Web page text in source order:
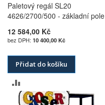
Paletový regál SL20
4626/2700/500 - základní pole
12 584,00 Kč
10 400,00 Kč
Přidat do košíku
K